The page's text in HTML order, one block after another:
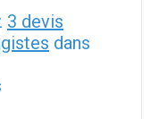
3 devis
dans